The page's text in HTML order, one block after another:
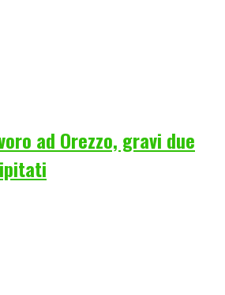
ad Orezzo, gravi due